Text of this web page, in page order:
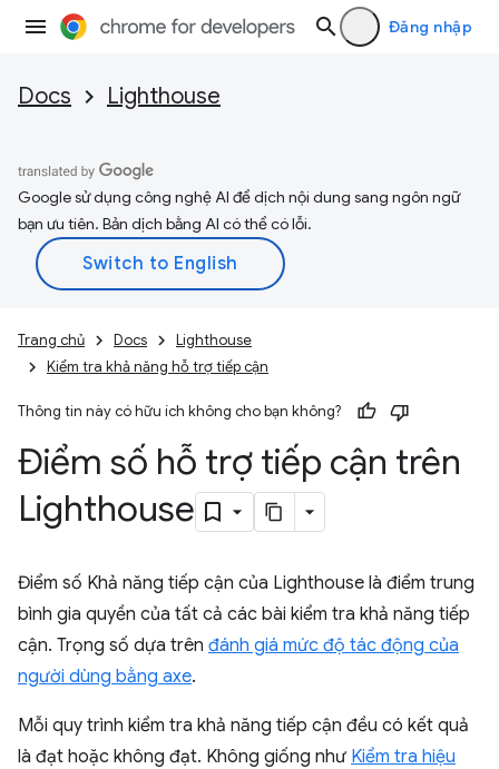
Đăng nhập
Docs Lighthouse
Google sử dụng công nghệ AI để dịch nội dung sang ngôn ngữ
bạn ưu tiên. Bản dịch bằng AI có thể có lỗi.
Trang chủ Docs
Lighthouse
Kiểm tra khả năng hỗ trợ tiếp cận
Thông tin này có hữu ích không cho bạn không?
Điểm số hỗ trợ tiếp cận trên
Lighthouse
Điểm số Khả năng tiếp cận của Lighthouse là điểm trung
bình gia quyền của tất cả các bài kiểm tra khả năng tiếp
cận. Trọng số dựa trên đánh giá mức độ tác động của
người dùng bằng axe.
Mỗi quy trình kiểm tra khả năng tiếp cận đều có kết quả
là đạt hoặc không đạt. Không giống như Kiểm tra hiệu